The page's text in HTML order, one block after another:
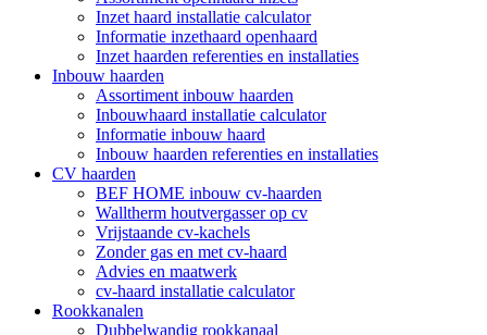
Inzet haard installatie calculator
Informatie inzethaard openhaard
Inzet haarden referenties en installaties
Inbouw haarden
Assortiment inbouw haarden
Inbouwhaard installatie calculator
Informatie inbouw haard
Inbouw haarden referenties en installaties
CV haarden
BEF HOME inbouw cv-haarden
Walltherm houtvergasser op cv
Vrijstaande cv-kachels
Zonder gas en met cv-haard
Advies en maatwerk
cv-haard installatie calculator
Rookkanalen
Dubbelwandig rookkanaal